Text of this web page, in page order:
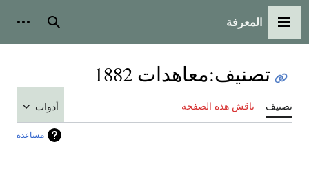
القائمة الرئيسية
المعرفة بحث
تصنيف:معاهدات 1882
تصنيف ناقش هذه الصفحة أدوات
مساعدة